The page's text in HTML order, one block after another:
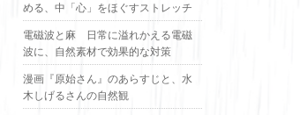
める、中「心」をほぐすストレッチ
電磁波と麻 日常に溢れかえる電磁
波に、自然素材で効果的な対策
漫画『原始さん』のあらすじと、水
木しげるさんの自然観